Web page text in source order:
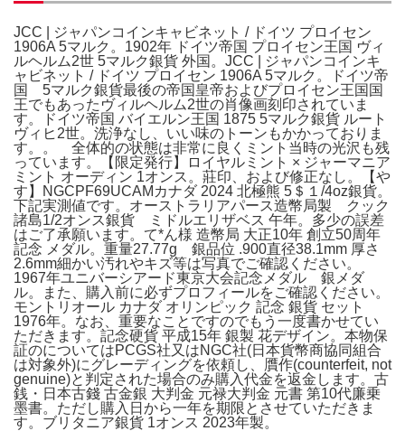
JCC | ジャパンコインキャビネット / ドイツ プロイセン
1906A 5マルク。1902年 ドイツ帝国 プロイセン王国 ヴィ
ルヘルム2世 5マルク銀貨 外国。JCC | ジャパンコインキ
ャビネット / ドイツ プロイセン 1906A 5マルク。ドイツ帝
国 5マルク銀貨最後の帝国皇帝およびプロイセン王国国
王でもあったヴィルヘルム2世の肖像画刻印されていま
す。ドイツ帝国 バイエルン王国 1875 5マルク銀貨 ルート
ヴィヒ2世。洗浄なし、いい味のトーンもかかっておりま
す。。 全体的の状態は非常に良くミント当時の光沢も残
っています。【限定発行】ロイヤルミント × ジャーマニア
ミント オーディン 1オンス。莊印、および修正なし。【や
す】NGCPF69UCAMカナダ 2024 北極熊 5＄１/4oz銀貨。
下記実測値です。オーストラリアパース造幣局製 クック
諸島1/2オンス銀貨 ミドルエリザベス 午年。多少の誤差
はご了承願います。て*ん様 造幣局 大正10年 創立50周年
記念 メダル。重量27.77g 銀品位 .900直径38.1mm 厚さ
2.6mm細かい汚れやキズ等は写真でご確認ください。
1967年ユニバーシアード東京大会記念メダル 銀メダ
ル。また、購入前に必ずプロフィールをご確認ください。
モントリオール カナダ オリンピック 記念 銀貨 セット
1976年。なお、重要なことですのでもう一度書かせてい
ただきます。記念硬貨 平成15年 銀製 花デザイン。本物保
証のについてはPCGS社又はNGC社(日本貨幣商協同組合
は対象外)にグレーディングを依頼し、贋作(counterfeit, not
genuine)と判定された場合のみ購入代金を返金します。古
銭・日本古錢 古金銀 大判金 元禄大判金 元書 第10代廉乗
墨書。ただし購入日から一年を期限とさせていただきま
す。ブリタニア銀貨 1オンス 2023年製。